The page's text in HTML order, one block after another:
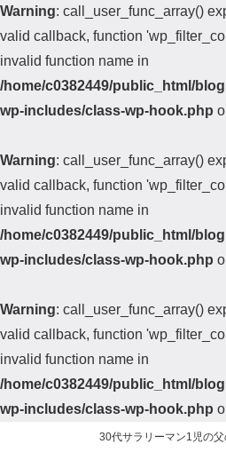
Warning: call_user_func_array()
valid callback, function
invalid function name in
/home/c0382449/public_html/
wp-includes/class-wp-hook.php
Warning: call_user_func_array()
valid callback, function
invalid function name in
/home/c0382449/public_html/
wp-includes/class-wp-hook.php
Warning: call_user_func_array()
valid callback, function
invalid function name in
/home/c0382449/public_html/
wp-includes/class-wp-hook.php
30代サラリーマン1児の